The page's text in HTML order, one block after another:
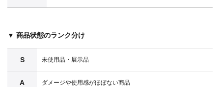
▼ 商品状態のランク分け
S 未使用品・展示品
A ダメージや使用感がほぼない商品